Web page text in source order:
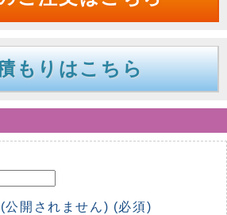
もりはこちら
公開されません) (必須)